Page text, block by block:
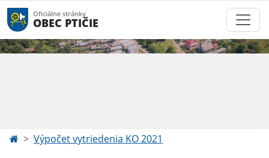
Oficiálne stránky
OBEC PTIČIE
Výpočet vytriedenia KO 2021